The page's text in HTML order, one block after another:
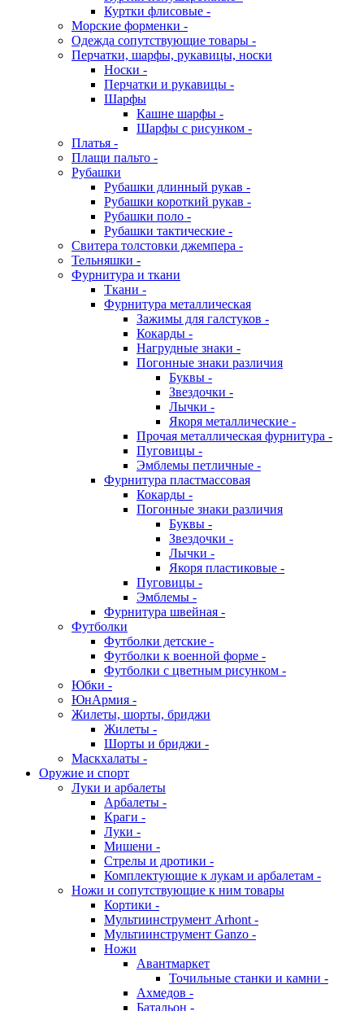
Куртки флисовые -
Морские форменки -
Одежда сопутствующие товары -
Перчатки, шарфы, рукавицы, носки
Носки -
Перчатки и рукавицы -
Шарфы
Кашне шарфы -
Шарфы с рисунком -
Платья -
Плащи пальто -
Рубашки
Рубашки длинный рукав -
Рубашки короткий рукав -
Рубашки поло -
Рубашки тактические -
Свитера толстовки джемпера -
Тельняшки -
Фурнитура и ткани
Ткани -
Фурнитура металлическая
Зажимы для галстуков -
Кокарды -
Нагрудные знаки -
Погонные знаки различия
Буквы -
Звездочки -
Лычки -
Якоря металлические -
Прочая металлическая фурнитура -
Пуговицы -
Эмблемы петличные -
Фурнитура пластмассовая
Кокарды -
Погонные знаки различия
Буквы -
Звездочки -
Лычки -
Якоря пластиковые -
Пуговицы -
Эмблемы -
Фурнитура швейная -
Футболки
Футболки детские -
Футболки к военной форме -
Футболки с цветным рисунком -
Юбки -
ЮнАрмия -
Жилеты, шорты, бриджи
Жилеты -
Шорты и бриджи -
Маскхалаты -
Оружие и спорт
Луки и арбалеты
Арбалеты -
Краги -
Луки -
Мишени -
Стрелы и дротики -
Комплектующие к лукам и арбалетам -
Ножи и сопутствующие к ним товары
Кортики -
Мультиинструмент Arhont -
Мультиинструмент Ganzo -
Ножи
Авантмаркет
Точильные станки и камни -
Ахмедов -
Батальон -